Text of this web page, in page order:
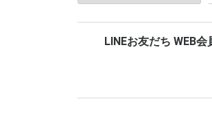
LINEお友だち WEB